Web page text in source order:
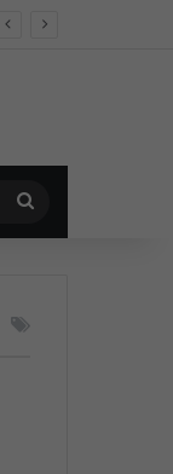
for: